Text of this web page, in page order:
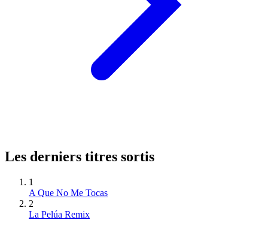
Les derniers titres sortis
1
A Que No Me Tocas
2
La Pelúa Remix